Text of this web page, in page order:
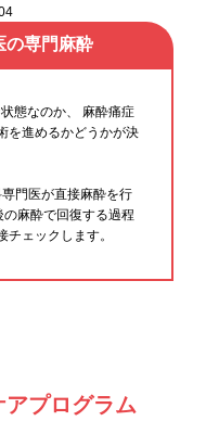
の専門麻酔
態なのか、 麻酔痛症
を進めるかどうかが決
門医が直接麻酔を行
麻酔で回復する過程
ェックします。
プログラム